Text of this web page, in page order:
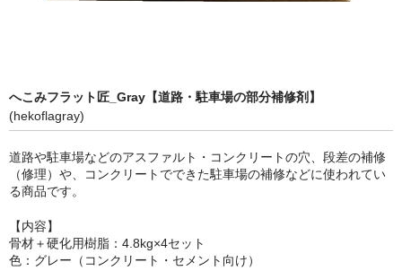
水澄まいる（アルカリ型）添加量の目安
商品一覧
オイルフロック
水澄まいる（アルカリ型）
水澄まいる（標準型）
へこみフラット匠_Gray【道路・駐車場の部分補修剤】
(hekoflagray)
道路や駐車場などのアスファルト・コンクリートの穴、段差の補修
（修理）や、コンクリートでできた駐車場の補修などに使われてい
る商品です。
【内容】
骨材＋硬化用樹脂：4.8kg×4セット
色：グレー（コンクリート・セメント向け）